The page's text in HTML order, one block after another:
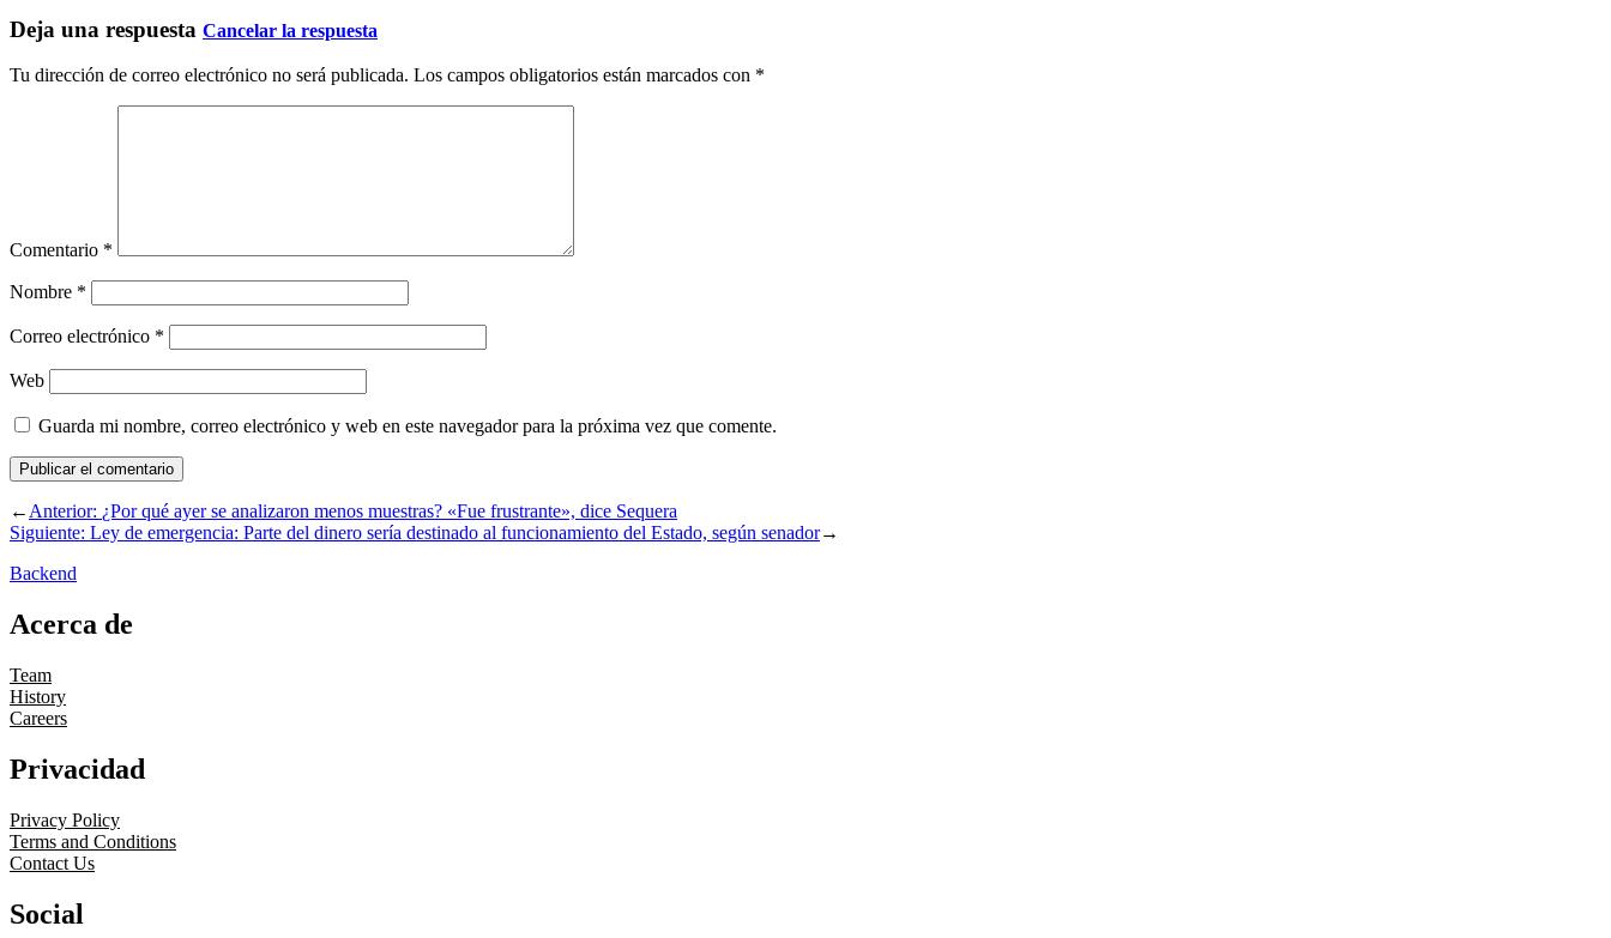
Deja una respuesta Cancelar la respuesta
Tu dirección de correo electrónico no será publicada. Los campos obligatorios están marcados con *
Comentario *
Nombre *
Correo electrónico *
Web
Guarda mi nombre, correo electrónico y web en este navegador para la próxima vez que comente.
←Anterior: ¿Por qué ayer se analizaron menos muestras? «Fue frustrante», dice Sequera
Siguiente: Ley de emergencia: Parte del dinero sería destinado al funcionamiento del Estado, según senador→
Backend
Acerca de
Team
History
Careers
Privacidad
Privacy Policy
Terms and Conditions
Contact Us
Social